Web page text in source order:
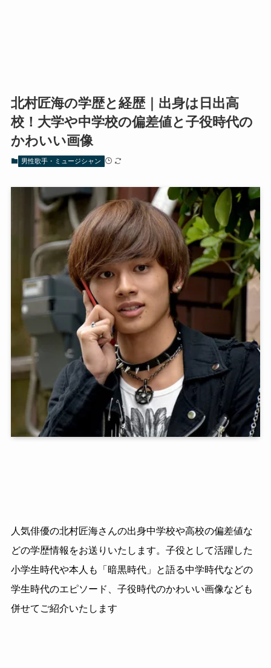
北村匠海の学歴と経歴｜出身は日出高
校！大学や中学校の偏差値と子役時代の
かわいい画像
男性歌手・ミュージシャン
人気俳優の北村匠海さんの出身中学校や高校の偏差値な
どの学歴情報をお送りいたします。子役として活躍した
小学生時代や本人も「暗黒時代」と語る中学時代などの
学生時代のエピソード、子役時代のかわいい画像なども
併せてご紹介いたします